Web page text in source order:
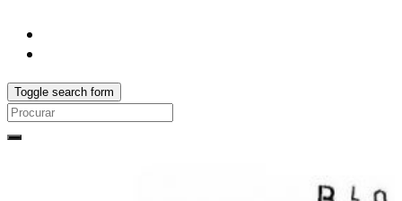
Toggle search form
Search